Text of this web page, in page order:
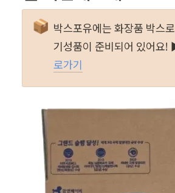
📦 박스포유에는 화장품 박스
기성품이 준비되어 있어요!
로가기